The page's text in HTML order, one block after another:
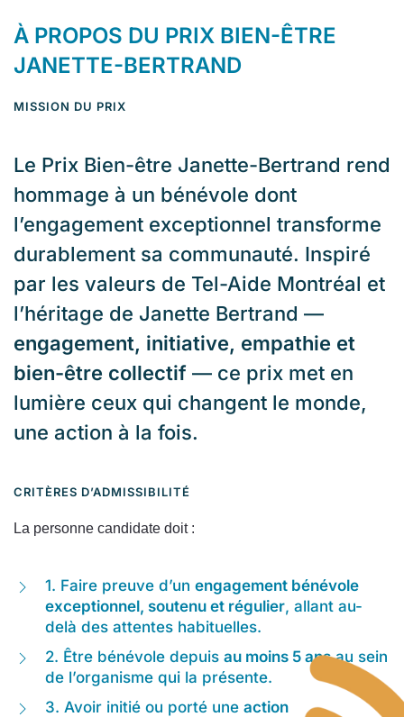
À PROPOS DU PRIX BIEN-ÊTRE
JANETTE-BERTRAND
MISSION DU PRIX
Le Prix Bien-être Janette-Bertrand rend
hommage à un bénévole dont
l’engagement exceptionnel transforme
durablement sa communauté. Inspiré
par les valeurs de Tel-Aide Montréal et
l’héritage de Janette Bertrand —
engagement, initiative, empathie et
bien-être collectif — ce prix met en
lumière ceux qui changent le monde,
une action à la fois.
CRITÈRES D’ADMISSIBILITÉ
La personne candidate doit :
1. Faire preuve d’un engagement bénévole
exceptionnel, soutenu et régulier, allant au-
delà des attentes habituelles.
2. Être bénévole depuis au moins 5 ansau sein
de l’organisme qui la présente.
3. Avoir initié ou porté une action